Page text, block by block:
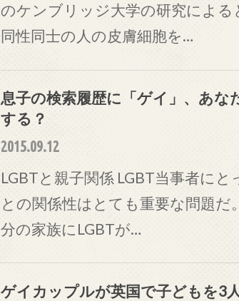
のケンブリッジ大学の研究による
同性同士の人の皮膚細胞を…
息子の検索履歴に「ゲイ」、あな
する？
2015.09.12
LGBTと親子関係 LGBT当事者にと
との関係性はとても重要な問題だ
分の家族にLGBTが…
ゲイカップルが英国で子どもを3